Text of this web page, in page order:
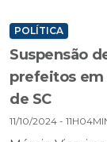
POLÍTICA
Suspensão
prefeitos em
de SC
11/10/2024 -